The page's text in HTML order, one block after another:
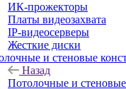
ИК-прожекторы
Платы видеозахвата
IP-видеосерверы
Жесткие диски
и стеновые
Назад
Потолочные и